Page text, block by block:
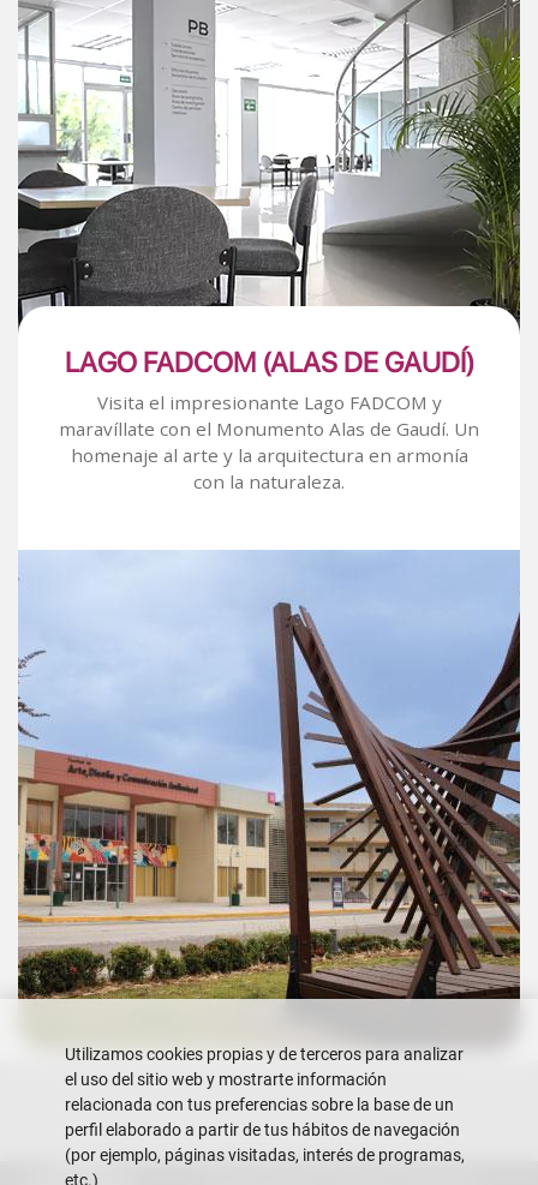
LAGO FADCOM (ALAS DE GAUDÍ)
Visita el impresionante Lago FADCOM y
maravíllate con el Monumento Alas de Gaudí. Un
homenaje al arte y la arquitectura en armonía
con la naturaleza.
Utilizamos cookies propias y de terceros para analizar
el uso del sitio web y mostrarte información
relacionada con tus preferencias sobre la base de un
perfil elaborado a partir de tus hábitos de navegación
(por ejemplo, páginas visitadas, interés de programas,
etc.)